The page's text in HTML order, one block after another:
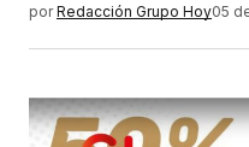
por Redacción Grupo Hoy05